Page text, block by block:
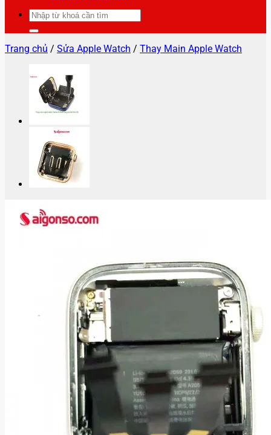
Tìm
kiếm:
Trang chủ / Sửa Apple Watch / Thay Main Apple Watch